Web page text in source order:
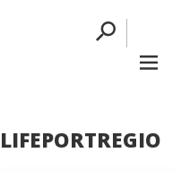
LIFEPORTREGIO